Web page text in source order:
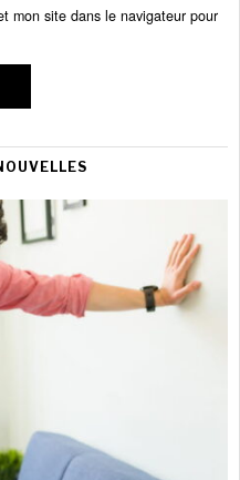
mon site dans le navigateur pour